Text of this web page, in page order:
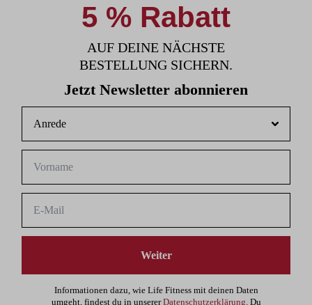
5 % Rabatt
AUF DEINE NÄCHSTE
BESTELLUNG SICHERN.
Jetzt Newsletter abonnieren
Weiter
Informationen dazu, wie Life Fitness mit deinen Daten
umgeht, findest du in unsererDatenschutzerklärung. Du